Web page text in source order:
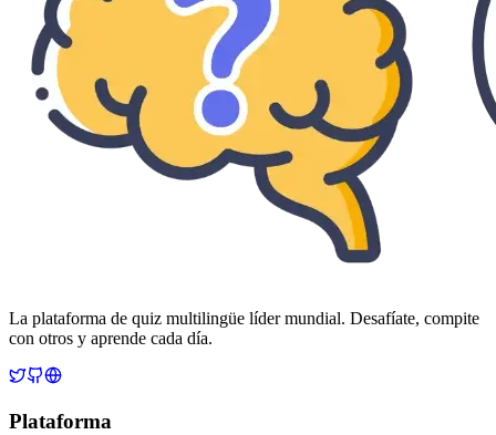
La plataforma de quiz multilingüe líder mundial. Desafíate, compite
con otros y aprende cada día.
Plataforma